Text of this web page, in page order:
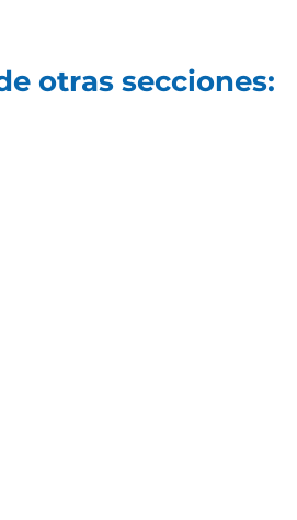
otras secciones: